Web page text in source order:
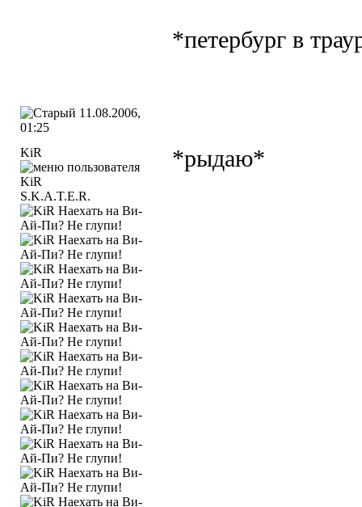
*петербург в
11.08.2006,
01:25
KiR
S.K.A.T.E.R.
*рыдаю*